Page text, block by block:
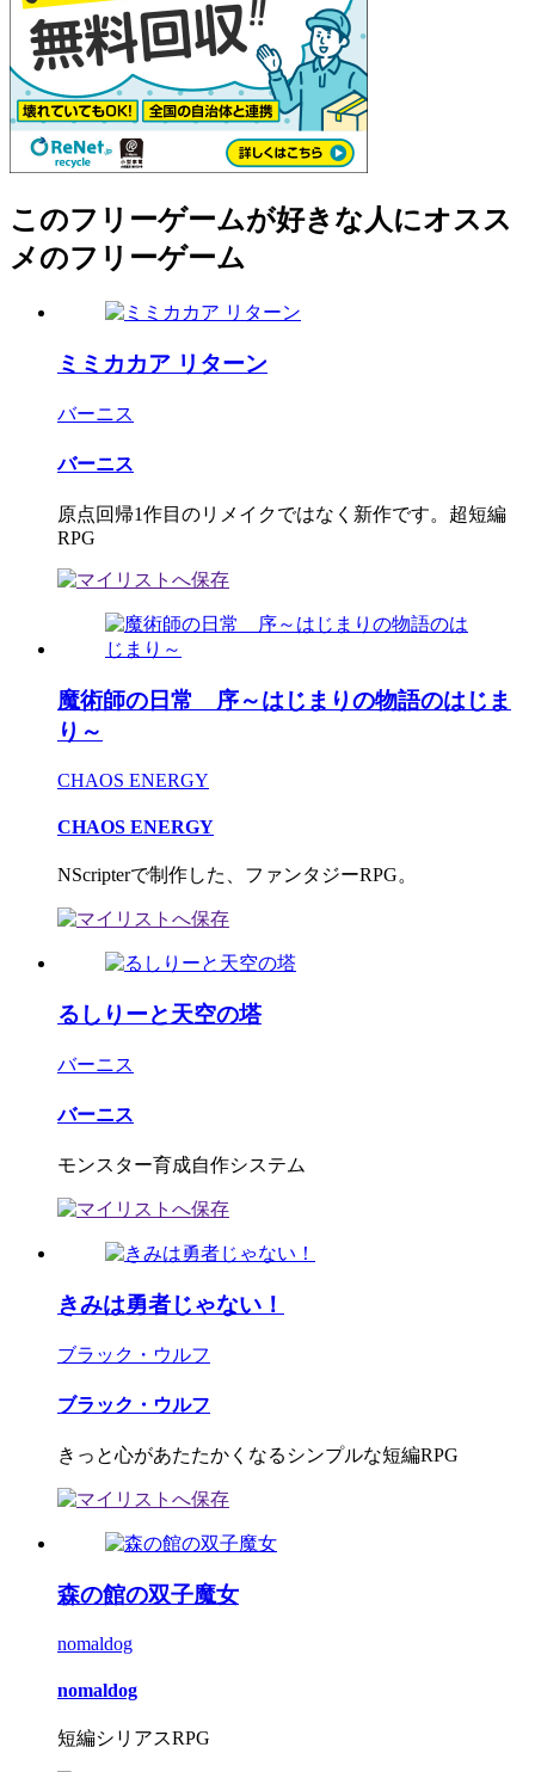
このフリーゲームが好きな人にオスス
メのフリーゲーム
ミミカカア リターン
バーニス
バーニス
原点回帰1作目のリメイクではなく新作です。超短編
RPG
魔術師の日常 序～はじまりの物語のはじま
り～
CHAOS ENERGY
CHAOS ENERGY
NScripterで制作した、ファンタジーRPG。
るしりーと天空の塔
バーニス
バーニス
モンスター育成自作システム
きみは勇者じゃない！
ブラック・ウルフ
ブラック・ウルフ
きっと心があたたかくなるシンプルな短編RPG
森の館の双子魔女
nomaldog
nomaldog
短編シリアスRPG